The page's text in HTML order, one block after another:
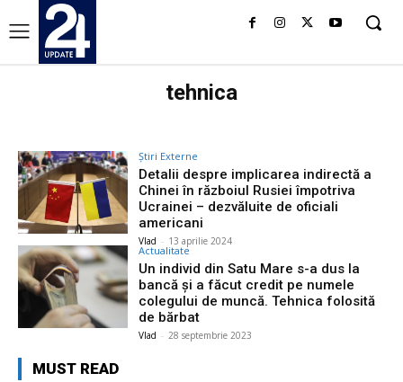
tehnica
Știri Externe
Detalii despre implicarea indirectă a
Chinei în războiul Rusiei împotriva
Ucrainei – dezvăluite de oficiali
americani
Vlad - 13 aprilie 2024
Actualitate
Un individ din Satu Mare s-a dus la
bancă și a făcut credit pe numele
colegului de muncă. Tehnica folosită
de bărbat
Vlad - 28 septembrie 2023
MUST READ